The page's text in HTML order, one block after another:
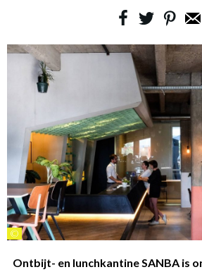
©
Ontbijt- en lunchkantine SANBA is